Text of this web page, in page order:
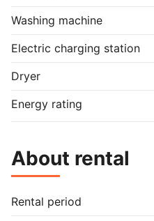
Washing machine
Electric charging station
Dryer
Energy rating
About rental
Rental period